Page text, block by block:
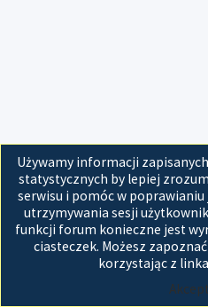
Używamy informacji
statystycznych by lepiej
serwisu i pomóc w
utrzymywania sesji
funkcji forum konieczne jest
ciasteczek. Możesz
korzystając z